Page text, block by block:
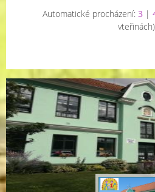
Automatické procházení: 3 |
vteřinách)